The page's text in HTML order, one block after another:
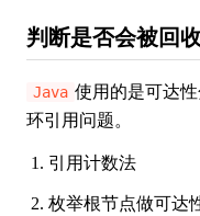
判断是否会被回
Java 使用的是可达
环引用问题。
引用计数法
枚举根节点做可达